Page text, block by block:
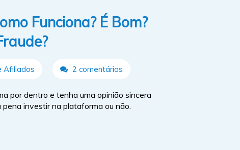
Funciona? É Bom?
Afiliados 2 comentários
por dentro e tenha uma opinião sincera
investir na plataforma ou não.